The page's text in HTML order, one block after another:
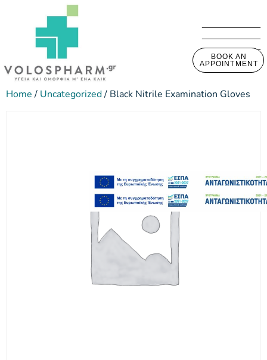
BOOK AN
APPOINTMENT
Home/ Uncategorized/ Black Nitrile Examination Gloves